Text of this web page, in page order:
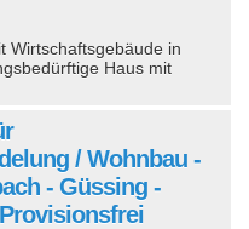
Wirtschaftsgebäude in
Haus mit
/ Wohnbau -
- Güssing -
Provisionsfrei